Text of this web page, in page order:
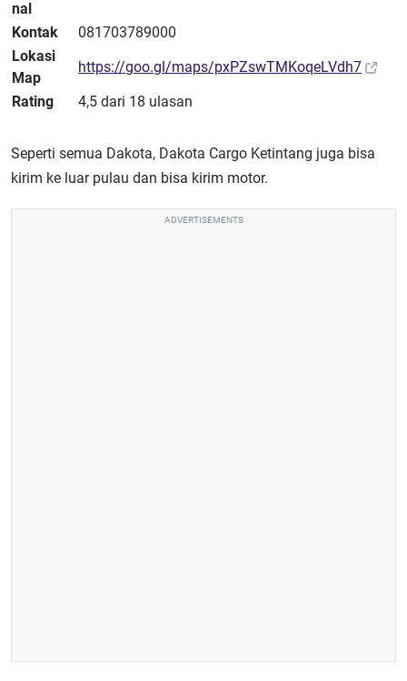
nal
Kontak
081703789000
Lokasi
Map
https://goo.gl/maps/pxPZswTMKoqeLVdh7
Rating
4,5 dari 18 ulasan
Seperti semua Dakota, Dakota Cargo Ketintang juga bisa
kirim ke luar pulau dan bisa kirim motor.
ADVERTISEMENTS